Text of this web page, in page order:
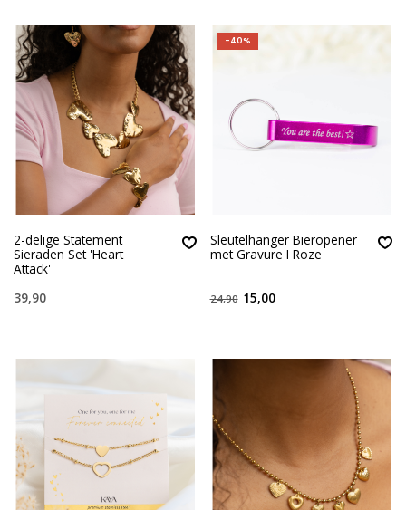
2-delige Statement
Sieraden Set 'Heart
Attack'
39,90
-40%
Sleutelhanger Bieropener
met Gravure I Roze
24,90 15,00